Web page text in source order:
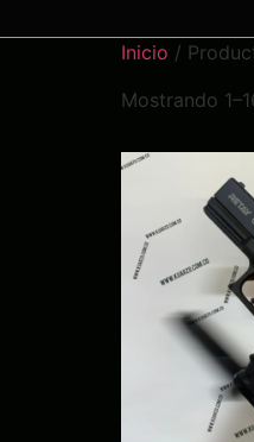
Inicio /
Mostrando